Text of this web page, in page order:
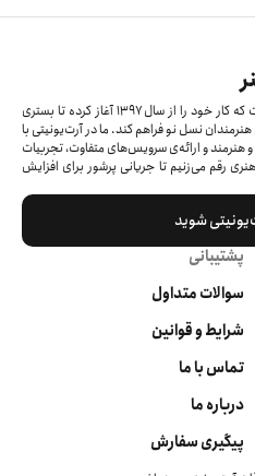
آرت‌یونیتی بازار آنلاین فروش آثار هنری است که کار خود را از سال ۱۳۹۷ آغاز کرده‌ تا بستری
نسل نو فراهم کند. ما در آرت‌یونیتی با
و ارائه‌ی سرویس‌های متفاوت، تجربیات
رقم می‌زنیم تا جریانی پرشور برای افزایش
شوید
پشتیبانی
سوالات متداول
شرایط و قوانین
تماس با ما
درباره ما
پیگیری سفارش